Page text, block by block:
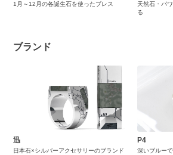
1月～12月の各誕生石を使ったブレス
天然石・パ
る
ブランド
迅
日本石×シルバーアクセサリーのブランド
P4
深いブルー